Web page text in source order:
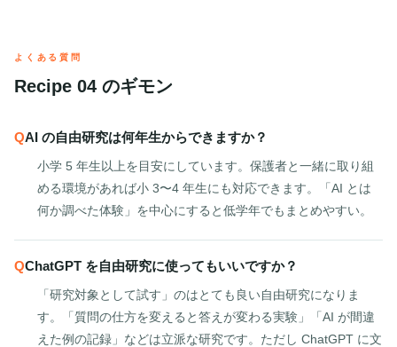
よくある質問
Recipe 04 のギモン
AI の自由研究は何年生からできますか？
小学 5 年生以上を目安にしています。保護者と一緒に取り組
める環境があれば小 3〜4 年生にも対応できます。「AI とは
何か調べた体験」を中心にすると低学年でもまとめやすい。
ChatGPT を自由研究に使ってもいいですか？
「研究対象として試す」のはとても良い自由研究になりま
す。「質問の仕方を変えると答えが変わる実験」「AI が間違
えた例の記録」などは立派な研究です。ただし ChatGPT に文